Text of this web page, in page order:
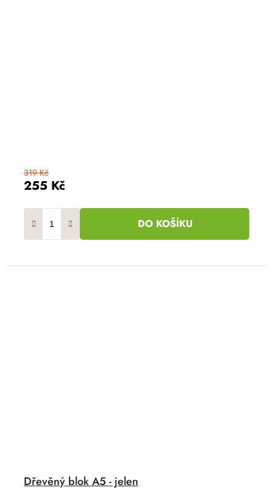
255 Kč
319 Kč
DO KOŠÍKU
Dřevěný blok A5 - jelen